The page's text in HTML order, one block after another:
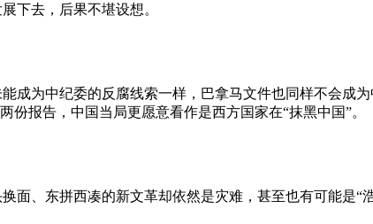
下去，后果不堪设想。
成为中纪委的反腐线索一样，巴拿马文件也同样不会成
报告，中国当局更愿意看作是西方国家在“抹黑中国”。
面、东拼西凑的新文革却依然是灾难，甚至也有可能是